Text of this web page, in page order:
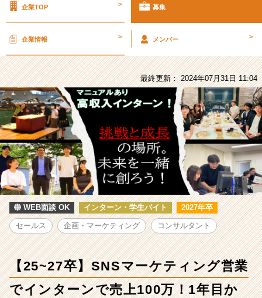
-
【25~27
SNS
ケ
テ
ン
営
業
で
イ
ン
タ
ー
売
上
100
企業TOP > 募集
企業情報 > メンバー >
最終更新： 2024年07月31日 11:04
WEB面談 OK インターン・学生バイト 2027年卒
セールス 企画・マーケティング コンサルタント
【25~27卒】SNSマーケティング営業
でインターンで売上100万！1年目か